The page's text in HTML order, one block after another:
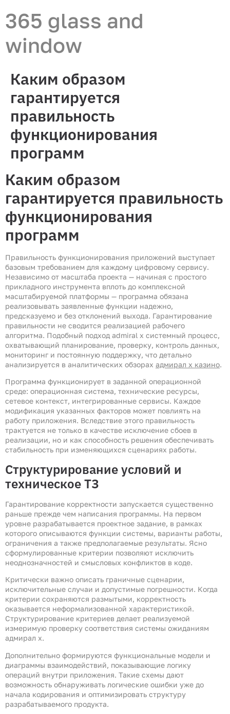
365 glass and
window
Каким образом
гарантируется
правильность
функционирования
программ
Каким образом
гарантируется правильность
функционирования
программ
Правильность функционирования приложений выступает
базовым требованием для каждому цифровому сервису.
Независимо от масштаба проекта — начиная с простого
прикладного инструмента вплоть до комплексной
масштабируемой платформы — программа обязана
реализовывать заявленные функции надежно,
предсказуемо и без отклонений выхода. Гарантирование
правильности не сводится реализацией рабочего
алгоритма. Подобный подход admiral x системный процесс,
охватывающий планирование, проверку, контроль данных,
мониторинг и постоянную поддержку, что детально
анализируется в аналитических обзорах адмирал х казино.
Программа функционирует в заданной операционной
среде: операционная система, технические ресурсы,
сетевое контекст, интегрированные сервисы. Каждое
модификация указанных факторов может повлиять на
работу приложения. Вследствие этого правильность
трактуется не только в качестве исключение сбоев в
реализации, но и как способность решения обеспечивать
стабильность при изменяющихся сценариях работы.
Структурирование условий и
техническое ТЗ
Гарантирование корректности запускается существенно
раньше прежде чем написания программы. На первом
уровне разрабатывается проектное задание, в рамках
которого описываются функции системы, варианты работы,
ограничения а также предполагаемые результаты. Ясно
сформулированные критерии позволяют исключить
неоднозначностей и смысловых конфликтов в коде.
Критически важно описать граничные сценарии,
исключительные случаи и допустимые погрешности. Когда
критерии сохраняются размытыми, корректность
оказывается неформализованной характеристикой.
Структурирование критериев делает реализуемой
измеримую проверку соответствия системы ожиданиям
адмирал х.
Дополнительно формируются функциональные модели и
диаграммы взаимодействий, показывающие логику
операций внутри приложения. Такие схемы дают
возможность обнаруживать логические ошибки уже до
начала кодирования и оптимизировать структуру
разрабатываемого продукта.